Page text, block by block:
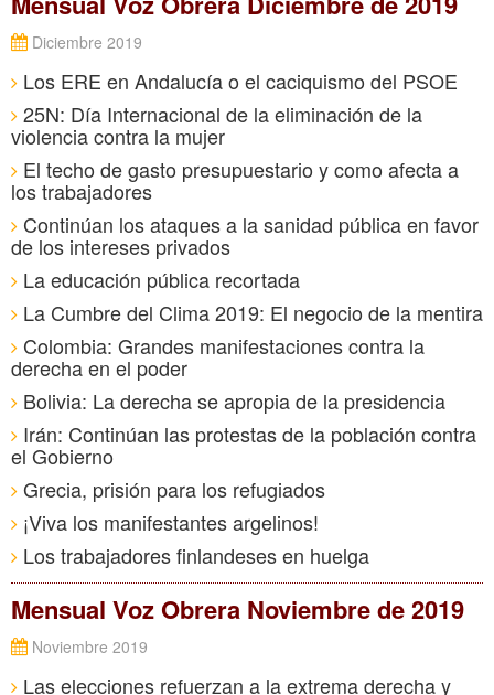
Diciembre 2019
Los ERE en Andalucía o el caciquismo del PSOE
25N: Día Internacional de la eliminación de la
violencia contra la mujer
El techo de gasto presupuestario y como afecta a
los trabajadores
Continúan los ataques a la sanidad pública en favor
de los intereses privados
La educación pública recortada
La Cumbre del Clima 2019: El negocio de la mentira
Colombia: Grandes manifestaciones contra la
derecha en el poder
Bolivia: La derecha se apropia de la presidencia
Irán: Continúan las protestas de la población contra
el Gobierno
Grecia, prisión para los refugiados
¡Viva los manifestantes argelinos!
Los trabajadores finlandeses en huelga
Mensual Voz Obrera Noviembre de 2019
Noviembre 2019
Las elecciones refuerzan a la extrema derecha y